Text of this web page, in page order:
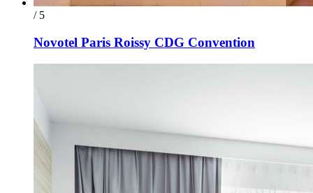
/ 5
Novotel Paris Roissy CDG Convention